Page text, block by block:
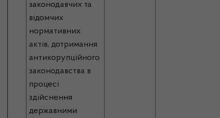
законодавчих та
відомчих
нормативних
актів, дотримання
антикорупційного
законодавства в
процесі
здійснення
державними